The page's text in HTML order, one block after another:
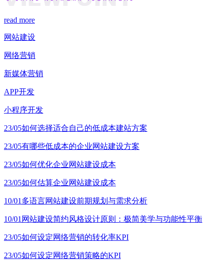
read more
网站建设
网络营销
新媒体营销
APP开发
小程序开发
23/05如何选择适合自己的低成本建站方案
23/05有哪些低成本的企业网站建设方案
23/05如何优化企业网站建设成本
23/05如何估算企业网站建设成本
10/01 多语言网站建设前期规划与需求分析
10/01 网站建设简约风格设计原则：极简美学与功能性平衡
23/05如何设定网络营销的转化率KPI
23/05如何设定网络营销策略的KPI